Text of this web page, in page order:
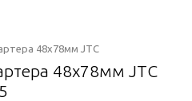
48х78мм JTC
48х78мм JTC